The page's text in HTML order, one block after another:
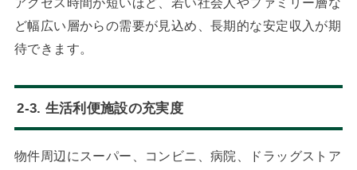
ど幅広い層からの需要が見込め、長期的な安定収入が期
待できます。
2-3. 生活利便施設の充実度
物件周辺にスーパー、コンビニ、病院、ドラッグストア